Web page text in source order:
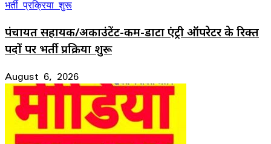
पंचायत सहायक/अकाउंटेंट-कम-डाटा एंट्री ऑपरेटर के रिक्त
पदों पर भर्ती प्रक्रिया शुरू
August 6, 2026